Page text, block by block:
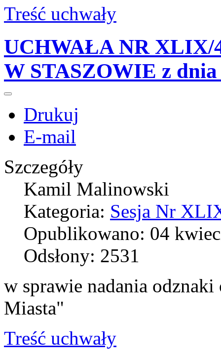
Treść uchwały
UCHWAŁA NR XLIX/
W STASZOWIE z dnia
Drukuj
E-mail
Szczegóły
Kamil Malinowski
Kategoria: Sesja Nr
Opublikowano: 04
Odsłony: 2531
w sprawie nadania
Miasta"
Treść uchwały